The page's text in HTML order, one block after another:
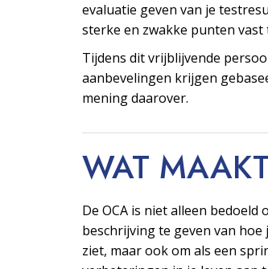
evaluatie geven van je
sterke en zwakke punten vast
Tijdens dit vrijblijvende
aanbevelingen krijgen
mening daarover.
WAT
De OCA is niet alleen bedoeld
beschrijving te geven van
ziet, maar ook om als een